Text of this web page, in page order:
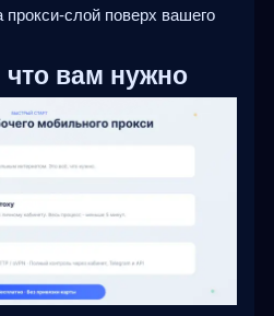
слой поверх вашего
что вам нужно